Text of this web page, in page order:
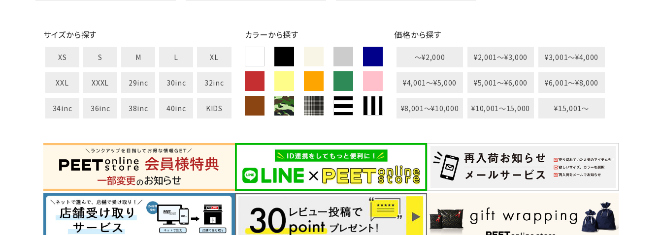
サイズから探す
XS S M L XL
XXL XXXL 29inc 30inc 32inc
34inc 36inc 38inc 40inc KIDS
カラーから探す 価格から探す
〜¥2,000 ¥2,001〜¥3,000 ¥3,001〜¥4,000
¥4,001〜¥5,000 ¥5,001〜¥6,000 ¥6,001〜¥8,000
¥8,001〜¥10,000 ¥10,001〜15,000 ¥15,001〜